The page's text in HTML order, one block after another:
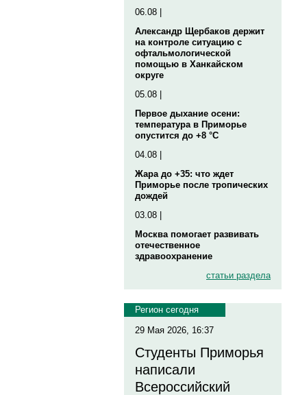
06.08 |
Александр Щербаков держит
на контроле ситуацию с
офтальмологической
помощью в Ханкайском
округе
05.08 |
Первое дыхание осени:
температура в Приморье
опустится до +8 °C
04.08 |
Жара до +35: что ждет
Приморье после тропических
дождей
03.08 |
Москва помогает развивать
отечественное
здравоохранение
статьи раздела
Регион сегодня
29 Мая 2026, 16:37
Студенты Приморья
написали
Всероссийский